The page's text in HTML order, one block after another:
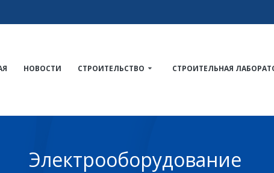
НОВОСТИ СТРОИТЕЛЬСТВО СТРОИТЕЛЬНАЯ
Электрооборудование